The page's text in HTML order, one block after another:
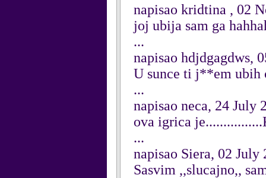
napisao kridtina , 02
joj ubija sam ga
...
napisao hdjdgagdws,
U sunce ti j**em ubih
...
napisao neca, 24 July
ova igrica
...
napisao Siera, 02 July
Sasvim ,,slucajno,,